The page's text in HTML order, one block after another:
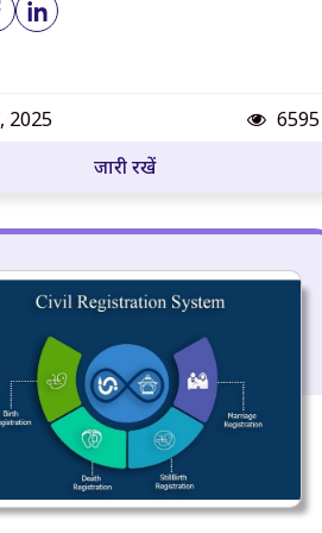
2025 Post
6595
जारी रखें